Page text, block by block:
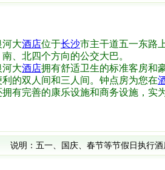
河大酒店位于长沙市主干道五一东路
、北四个方向的公交大巴。
河大酒店拥有舒适卫生的标准客房和
利的双人间和三人间。钟点房为您在
拥有完善的康乐设施和商务设施，实
说明：五一、国庆、春节等节假日执行